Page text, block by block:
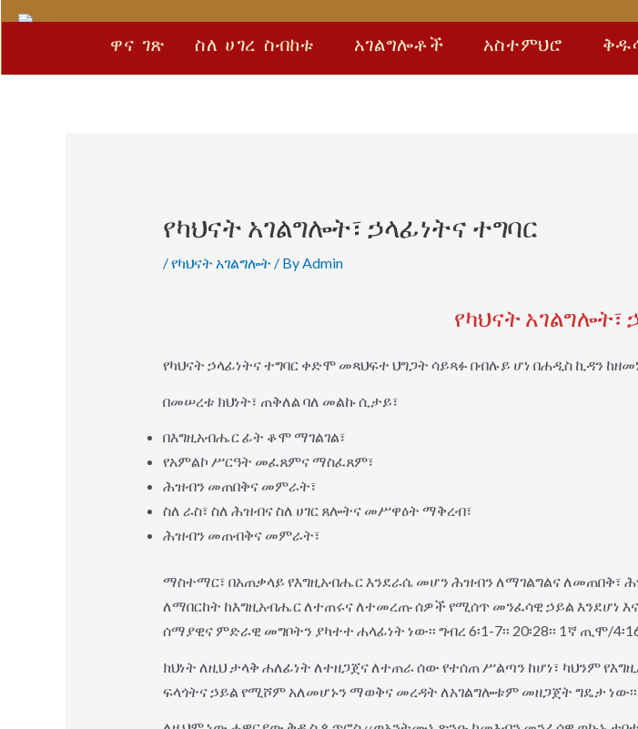
Skip
ዋና ገጽ ስለ ሀገረ ስብከቱ አገልግሎቶች አስተምህሮ
የካህናት አገልግሎት፣ ኃላፊነትና ተግባር
/የካህናት አገልግሎት / ByAdmin
የካህናት አገልግሎት፣
የካህናት ኃላፊነትና ተግባር ቀድሞ መጻህፍተ ህግጋት ሳይጻፉ በብሉይ ሆነ በሐዲስ ኪዳን
በመሠረቱ ክህነት፣ ጠቅለል ባለ መልኩ ሲታይ፣
በእግዚአብሔር ፊት ቆሞ ማገልገል፣
የአምልኮ ሥርዓት መፈጸምና ማስፈጸም፣
ሕዝብን መጠበቅና መምራት፣
ስለ ራስ፣ ስለ ሕዝብና ስለ ሀገር ጸሎትና መሥዋዕት ማቅረብ፣
ሕዝብን መጠብቅና መምራት፣
ማስተማር፣ በአጠቃላይ የእግዚአብሔር እንደራሴ መሆን ሕዝብን ለማገልግልና
ለማበርከት ከእግዚአብሔር ለተጠሩና ለተመረጡ ሰዎች የሚሰጥ መንፈሳዊ ኃይል እንደሆነ
ሰማያዊና ምድራዊ መግቦትን ያካተተ ሐላፊነት ነው፡፡ ግብረ 6፡1-7፡፡ 20፡28፡፡ 1ኛ ጢሞ/
ክህነት ለዚህ ታላቅ ሐለፊነት ለተዘጋጀና ለተጠራ ሰው የተሰጠ ሥልጣን ከሆነ፣ ካህንም
ፍላጎትና ኃይል የሚሾም አለመሆኑን ማወቅና መረዳት ለአገልግሎቱም መዘጋጀት ግዴታ ነው፡፡
navigation